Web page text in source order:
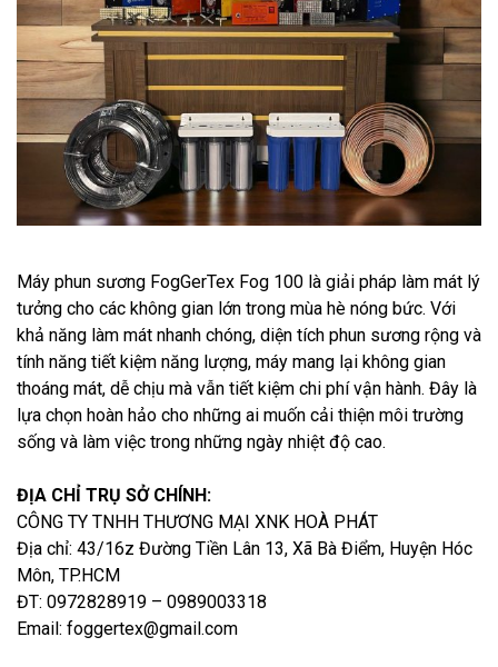
Máy phun sương FogGerTex Fog 100 là giải pháp làm mát lý
tưởng cho các không gian lớn trong mùa hè nóng bức. Với
khả năng làm mát nhanh chóng, diện tích phun sương rộng và
tính năng tiết kiệm năng lượng, máy mang lại không gian
thoáng mát, dễ chịu mà vẫn tiết kiệm chi phí vận hành. Đây là
lựa chọn hoàn hảo cho những ai muốn cải thiện môi trường
sống và làm việc trong những ngày nhiệt độ cao.
ĐỊA CHỈ TRỤ SỞ CHÍNH:
CÔNG TY TNHH THƯƠNG MẠI XNK HOÀ PHÁT
Địa chỉ: 43/16z Đường Tiền Lân 13, Xã Bà Điểm, Huyện Hóc
Môn, TP.HCM
ĐT: 0972828919 – 0989003318
Email: foggertex@gmail.com